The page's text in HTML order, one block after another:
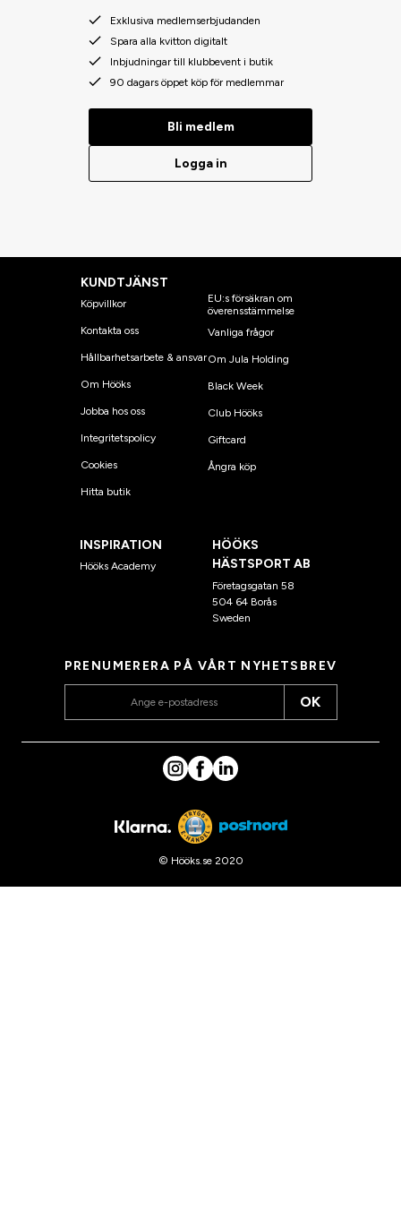
Exklusiva medlemserbjudanden
Spara alla kvitton digitalt
Inbjudningar till klubbevent i butik
90 dagars öppet köp för medlemmar
Bli medlem
Logga in
KUNDTJÄNST
Köpvillkor
Kontakta oss
Hållbarhetsarbete & ansvar
Om Hööks
Jobba hos oss
Integritetspolicy
Cookies
Hitta butik
EU:s försäkran om
överensstämmelse
Vanliga frågor
Om Jula Holding
Black Week
Club Hööks
Giftcard
Ångra köp
INSPIRATION
Hööks Academy
HÖÖKS
HÄSTSPORT AB
Företagsgatan 58
504 64 Borås
Sweden
PRENUMERERA PÅ VÅRT NYHETSBREV
OK
© Hööks.se 2020